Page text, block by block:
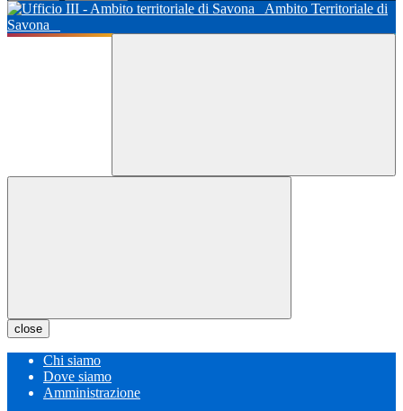
Ambito Territoriale di
Savona
close
Chi siamo
Dove siamo
Amministrazione